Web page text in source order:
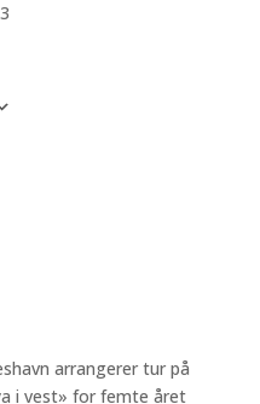
arrangerer tur på
i vest» for femte året